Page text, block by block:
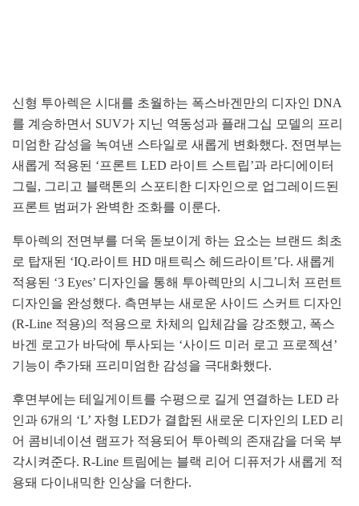
신형 투아렉은 시대를 초월하는 폭스바겐만의 디자인 DNA
를 계승하면서 SUV가 지닌 역동성과 플래그십 모델의 프리
미엄한 감성을 녹여낸 스타일로 새롭게 변화했다. 전면부는
새롭게 적용된 ‘프론트 LED 라이트 스트립’과 라디에이터
그릴, 그리고 블랙톤의 스포티한 디자인으로 업그레이드된
프론트 범퍼가 완벽한 조화를 이룬다.
투아렉의 전면부를 더욱 돋보이게 하는 요소는 브랜드 최초
로 탑재된 ‘IQ.라이트 HD 매트릭스 헤드라이트’다. 새롭게
적용된 ‘3 Eyes’ 디자인을 통해 투아렉만의 시그니처 프런트
디자인을 완성했다. 측면부는 새로운 사이드 스커트 디자인
(R-Line 적용)의 적용으로 차체의 입체감을 강조했고, 폭스
바겐 로고가 바닥에 투사되는 ‘사이드 미러 로고 프로젝션’
기능이 추가돼 프리미엄한 감성을 극대화했다.
후면부에는 테일게이트를 수평으로 길게 연결하는 LED 라
인과 6개의 ‘L’ 자형 LED가 결합된 새로운 디자인의 LED 리
어 콤비네이션 램프가 적용되어 투아렉의 존재감을 더욱 부
각시켜준다. R-Line 트림에는 블랙 리어 디퓨저가 새롭게 적
용돼 다이내믹한 인상을 더한다.